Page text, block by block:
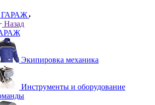
ГАРАЖ
Назад
Экипировка механика
Инструменты и оборудование